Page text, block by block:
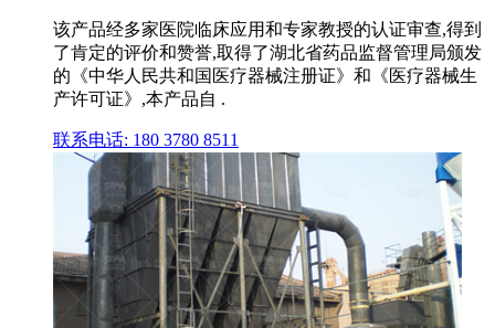
该产品经多家医院临床应用和专家教授的认证审查,得到
了肯定的评价和赞誉,取得了湖北省药品监督管理局颁发
的《中华人民共和国医疗器械注册证》和《医疗器械生
产许可证》,本产品自 .
联系电话: 180 3780 8511